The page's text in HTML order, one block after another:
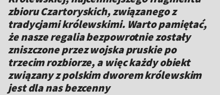
zbioru Czartoryskich, związanego z
tradycjami królewskimi. Warto pamiętać,
że nasze regalia bezpowrotnie zostały
zniszczone przez wojska pruskie po
trzecim rozbiorze, a więc każdy obiekt
związany z polskim dworem królewskim
jest dla nas bezcenny